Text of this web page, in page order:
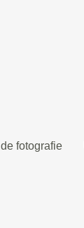
fotografie